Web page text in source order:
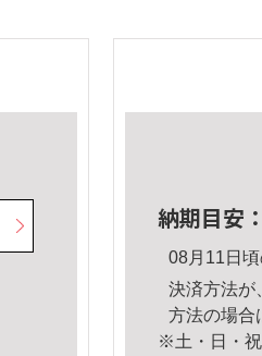
納期目安：
08月11日頃
決済方法が
方法の場合
※土・日・